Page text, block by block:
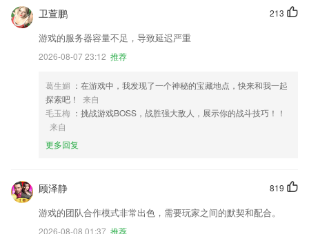
213
卫萱鹏
游戏的服务器容量不足，导致延迟严重
2026-08-07 23:12 推荐
葛生媚 ：在游戏中，我发现了一个神秘的宝藏地点，快来和我一起
探索吧！
来自
毛玉梅 ：挑战游戏BOSS，战胜强大敌人，展示你的战斗技巧！！
来自
更多回复
819
顾泽静
游戏的团队合作模式非常出色，需要玩家之间的默契和配合。
2026-08-08 01:37 推荐